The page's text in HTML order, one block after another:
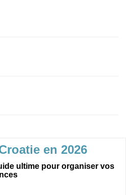
en 2026
ultime pour organiser vos